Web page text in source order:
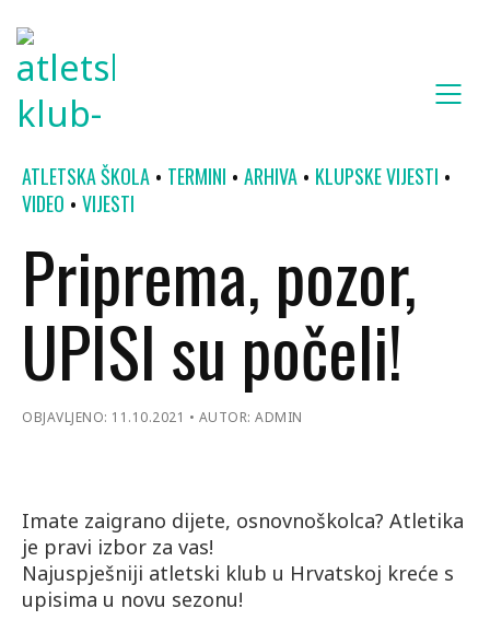
ATLETSKA ŠKOLA TERMINI ARHIVA
KLUPSKE VIJESTI
VIDEO
VIJESTI
Priprema, pozor,
UPISI su počeli!
OBJAVLJENO: 11.10.2021 AUTOR: ADMIN
Imate zaigrano dijete, osnovnoškolca? Atletika
je pravi izbor za vas!
Najuspješniji atletski klub u Hrvatskoj kreće s
upisima u novu sezonu!